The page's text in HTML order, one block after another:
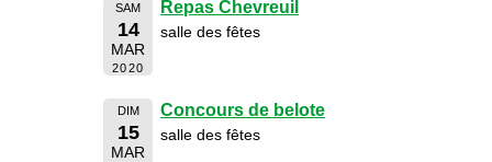
SAM
14
MAR
2020
Repas Chevreuil
salle des fêtes
DIM
15
MAR
Concours de belote
salle des fêtes